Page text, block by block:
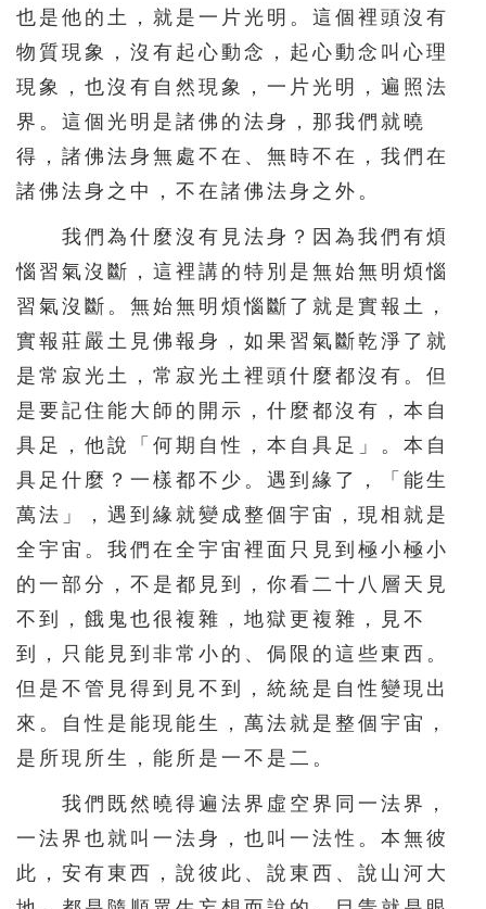
也是他的土，就是一片光明。這個裡頭沒有
物質現象，沒有起心動念，起心動念叫心理
現象，也沒有自然現象，一片光明，遍照法
界。這個光明是諸佛的法身，那我們就曉
得，諸佛法身無處不在、無時不在，我們在
諸佛法身之中，不在諸佛法身之外。
我們為什麼沒有見法身？因為我們有煩
惱習氣沒斷，這裡講的特別是無始無明煩惱
習氣沒斷。無始無明煩惱斷了就是實報土，
實報莊嚴土見佛報身，如果習氣斷乾淨了就
是常寂光土，常寂光土裡頭什麼都沒有。但
是要記住能大師的開示，什麼都沒有，本自
具足，他說「何期自性，本自具足」。本自
具足什麼？一樣都不少。遇到緣了，「能生
萬法」，遇到緣就變成整個宇宙，現相就是
全宇宙。我們在全宇宙裡面只見到極小極小
的一部分，不是都見到，你看二十八層天見
不到，餓鬼也很複雜，地獄更複雜，見不
到，只能見到非常小的、侷限的這些東西。
但是不管見得到見不到，統統是自性變現出
來。自性是能現能生，萬法就是整個宇宙，
是所現所生，能所是一不是二。
我們既然曉得遍法界虛空界同一法界，
一法界也就叫一法身，也叫一法性。本無彼
此，安有東西，說彼此、說東西、說山河大